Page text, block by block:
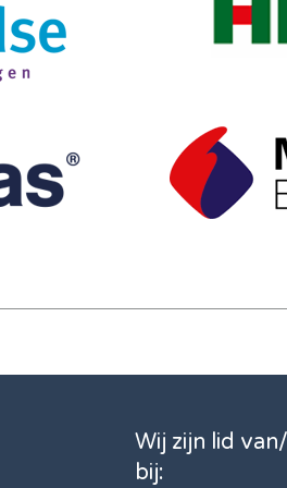
Wij zijn lid
bij: